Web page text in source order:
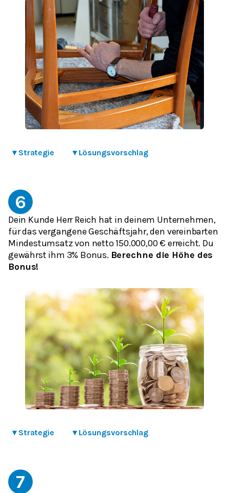
▾ Strategie ▾ Lösungsvorschlag
6
Dein Kunde Herr Reich hat in deinem Unternehmen,
für das vergangene Geschäftsjahr, den vereinbarten
Mindestumsatz von netto 150.000,00 € erreicht. Du
gewährst ihm 3% Bonus. Berechne die Höhe des
Bonus!
▾ Strategie ▾ Lösungsvorschlag
7